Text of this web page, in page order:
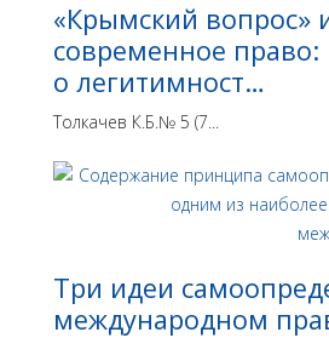
«Крымский вопрос»
современное право:
о легитимност…
Толкачев К.Б.№ 5 (7...
Три идеи
международном